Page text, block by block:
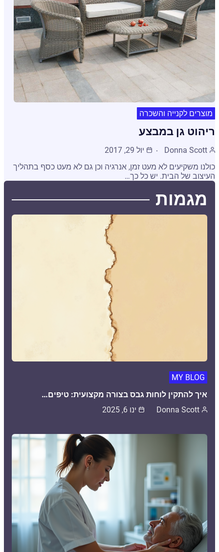
מוצרים לקנייה והשכרה
ריהוט גן במבצע
Donna Scott
יול 29, 2017
כולנו משקיעים לא מעט זמן, אנרגיה וכן גם לא מעט כסף בתהליך
העיצוב של הבית. יש כל כך…
מגמות
MY BLOG
איך להתקין לוחות גבס בצורה מקצועית: טיפים…
Donna Scott ינו 6, 2025